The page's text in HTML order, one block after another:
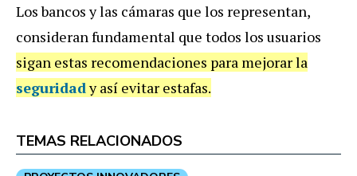
Los bancos y las cámaras que los representan,
consideran fundamental que todos los usuarios
sigan estas recomendaciones para mejorar la
seguridady así evitar estafas.
TEMAS RELACIONADOS